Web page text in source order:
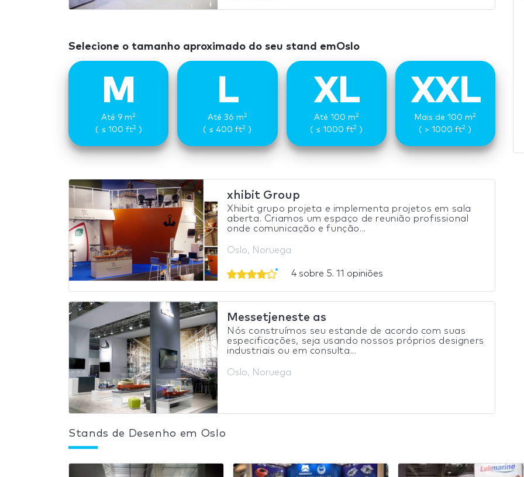
Selecione o tamanho aproximado do seu stand emOslo
M
Até 9 m2
( ≤ 100 ft2)
L
Até 36 m2
( ≤ 400 ft2 )
XL
Até 100 m2
( ≤ 1000 ft2 )
XXL
Mais de 100 m2
( > 1000 ft2 )
xhibit Group
Xhibit grupo projeta e implementa projetos em sala
aberta. Criamos um espaço de reunião profissional
onde comunicação e função...
Oslo, Noruega
4 sobre 5. 11 opiniões
Messetjeneste as
Nós construímos seu estande de acordo com suas
especificações, seja usando nossos próprios designers
industriais ou em consulta...
Oslo, Noruega
Stands de Desenho em Oslo